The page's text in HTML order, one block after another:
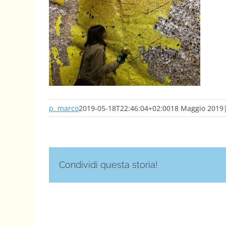
p. marco2019-05-18T22:46:04+02:0018 Maggio 2019|
Condividi questa storia!